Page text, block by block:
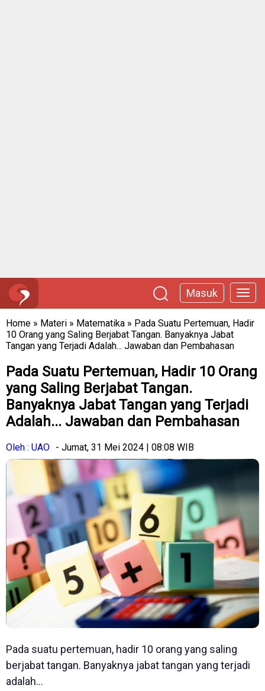
Masuk
Home » Materi » Matematika » Pada Suatu Pertemuan, Hadir
10 Orang yang Saling Berjabat Tangan. Banyaknya Jabat
Tangan yang Terjadi Adalah... Jawaban dan Pembahasan
Pada Suatu Pertemuan, Hadir 10 Orang
yang Saling Berjabat Tangan.
Banyaknya Jabat Tangan yang Terjadi
Adalah... Jawaban dan Pembahasan
Oleh : UAO - Jumat, 31 Mei 2024 | 08:08 WIB
Pada suatu pertemuan, hadir 10 orang yang saling
berjabat tangan. Banyaknya jabat tangan yang terjadi
adalah...